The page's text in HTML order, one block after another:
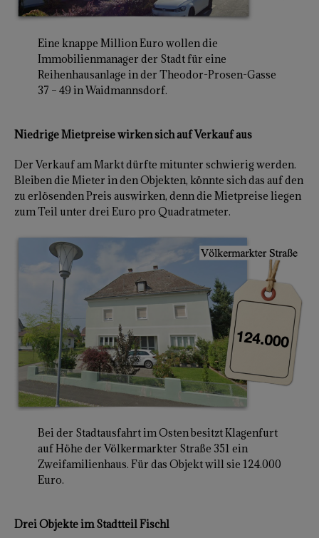
Eine knappe Million Euro wollen die
Immobilienmanager der Stadt für eine
Reihenhausanlage in der Theodor-Prosen-Gasse
37 – 49 in Waidmannsdorf.
Niedrige Mietpreise wirken sich auf Verkauf aus
Der Verkauf am Markt dürfte mitunter schwierig werden.
Bleiben die Mieter in den Objekten, könnte sich das auf den
zu erlösenden Preis auswirken, denn die Mietpreise liegen
zum Teil unter drei Euro pro Quadratmeter.
Bei der Stadtausfahrt im Osten besitzt Klagenfurt
auf Höhe der Völkermarkter Straße 351 ein
Zweifamilienhaus. Für das Objekt will sie 124.000
Euro.
Drei Objekte im Stadtteil Fischl